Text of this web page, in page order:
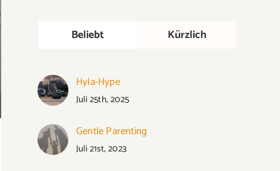
Beliebt Kürzlich
Hyla-Hype
Juli 25th, 2025
Gentle Parenting
Juli 21st, 2023